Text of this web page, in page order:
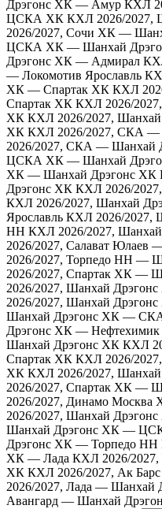
Дрэгонс ХК — Амур КХЛ
ЦСКА ХК КХЛ 2026/2027,
2026/2027, Сочи ХК —
ЦСКА ХК — Шанхай
Дрэгонс ХК — Адмирал
— Локомотив Ярославль
ХК — Спартак ХК КХЛ
Спартак ХК КХЛ 2026/
ХК КХЛ 2026/2027,
ХК КХЛ 2026/2027, СКА —
2026/2027, СКА — Шанхай
ЦСКА ХК — Шанхай
ХК — Шанхай Дрэгонс ХК
Дрэгонс ХК КХЛ 2026/
КХЛ 2026/2027, Шанхай
Ярославль КХЛ 2026/2027,
НН КХЛ 2026/2027,
2026/2027, Салават
2026/2027, Торпедо НН —
2026/2027, Спартак ХК —
2026/2027, Шанхай
2026/2027, Шанхай
Шанхай Дрэгонс ХК —
Дрэгонс ХК — Нефтехимик
Шанхай Дрэгонс ХК КХЛ
Спартак ХК КХЛ 2026/
ХК КХЛ 2026/2027,
2026/2027, Спартак ХК —
2026/2027, Динамо
2026/2027, Шанхай
Шанхай Дрэгонс ХК —
Дрэгонс ХК — Торпедо НН
ХК — Лада КХЛ 2026/
ХК КХЛ 2026/2027, Ак
2026/2027, Лада — Шанхай
Авангард — Шанхай